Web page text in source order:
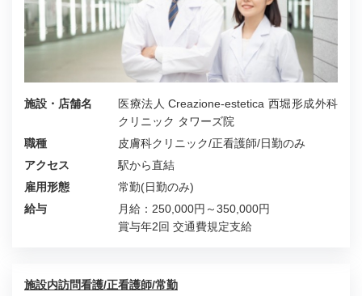
施設・店舗名
医療法人 Creazione-estetica 西堀形成外科
クリニック タワーズ院
職種
皮膚科クリニック/正看護師/日勤のみ
アクセス
駅から直結
雇用形態
常勤(日勤のみ)
給与
月給：250,000円～350,000円
賞与年2回 交通費規定支給
施設内訪問看護/正看護師/常勤